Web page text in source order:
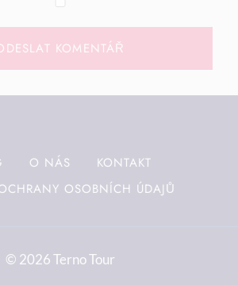
O NÁS
KONTAKT
OSOBNÍCH ÚDAJŮ
© 2026 Terno Tour